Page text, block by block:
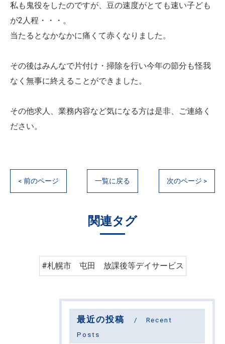
私も鬼役をしたのですが、豆の速度がとても速い子ども
が2人程・・・。
当たるとなかなかに痛くて赤くなりました。
その後はみんなで片付け・掃除を行い今年の節分も怪我
なく無事に終えることができました。
その他求人、業務内容など気になる方は是非、ご連絡く
ださい。
< 前のページ 一覧に戻る 次のページ >
関連タグ
#札幌市 屯田 放課後等デイサービス
最近の投稿
Recent
Posts